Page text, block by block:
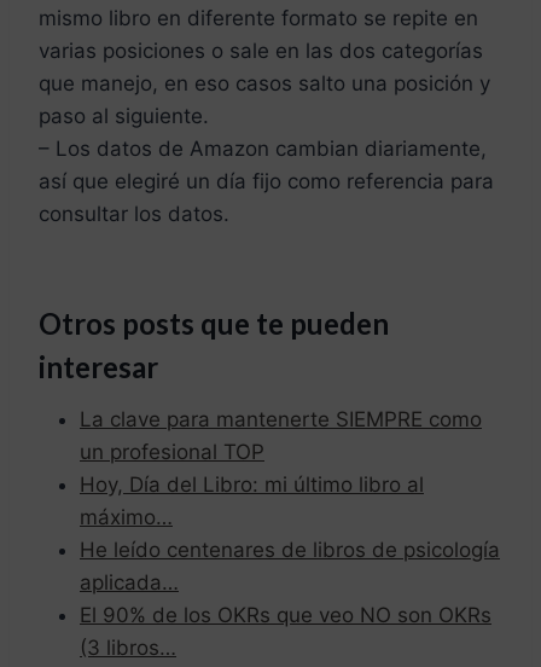
mismo libro en diferente formato se repite en
varias posiciones o sale en las dos categorías
que manejo, en eso casos salto una posición y
paso al siguiente.
– Los datos de Amazon cambian diariamente,
así que elegiré un día fijo como referencia para
consultar los datos.
Otros posts que te pueden
interesar
La clave para mantenerte SIEMPRE como
un profesional TOP
Hoy, Día del Libro: mi último libro al
máximo…
He leído centenares de libros de psicología
aplicada…
El 90% de los OKRs que veo NO son OKRs
(3 libros…